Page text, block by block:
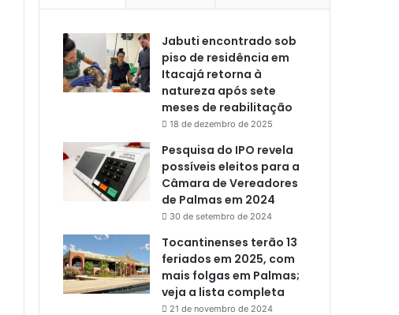
Jabuti encontrado sob
piso de residência em
Itacajá retorna à
natureza após sete
meses de reabilitação
18 de dezembro de 2025
Pesquisa do IPO revela
possíveis eleitos para a
Câmara de Vereadores
de Palmas em 2024
30 de setembro de 2024
Tocantinenses terão 13
feriados em 2025, com
mais folgas em Palmas;
veja a lista completa
21 de novembro de 2024